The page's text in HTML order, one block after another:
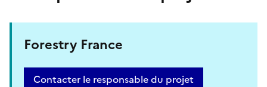
Forestry France
Contacter le responsable du projet